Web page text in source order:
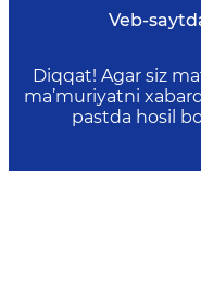
Veb-
Diqqat! Agar siz
ma’muriyatni
pastda hosil